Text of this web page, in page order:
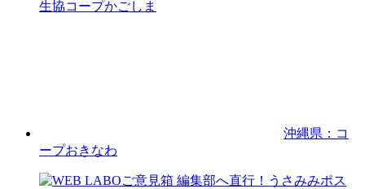
生協コープかごしま
沖縄県：コ
ープおきなわ